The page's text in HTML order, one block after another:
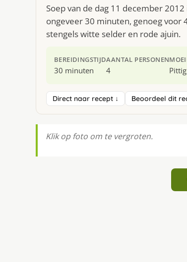
Soep van de dag 11 december
ongeveer 30 minuten, genoeg voor
stengels witte selder en rode ajuin.
BEREIDINGSTIJD
30 minuten
AANTAL PERSONEN
4 Pittig
Direct naar recept ↓ Beoordeel dit
Klik op foto om te vergroten.